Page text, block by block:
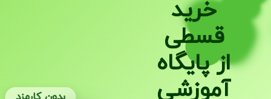
خرید
قسطی
از پایگاه
آموزشی